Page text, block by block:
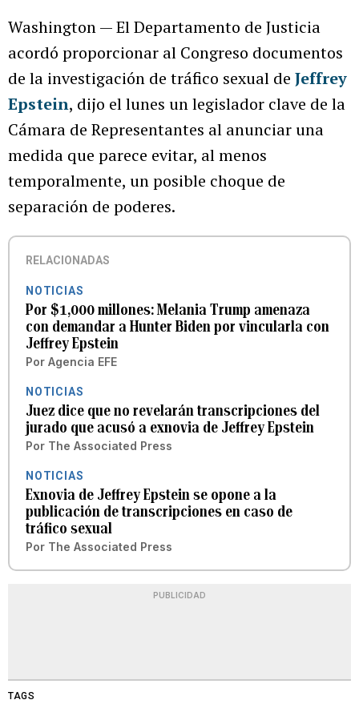
Washington — El Departamento de Justicia
acordó proporcionar al Congreso documentos
de la investigación de tráfico sexual de Jeffrey
Epstein, dijo el lunes un legislador clave de la
Cámara de Representantes al anunciar una
medida que parece evitar, al menos
temporalmente, un posible choque de
separación de poderes.
RELACIONADAS
NOTICIAS
Por $1,000 millones: Melania Trump amenaza
con demandar a Hunter Biden por vincularla con
Jeffrey Epstein
Por Agencia EFE
NOTICIAS
Juez dice que no revelarán transcripciones del
jurado que acusó a exnovia de Jeffrey Epstein
Por The Associated Press
NOTICIAS
Exnovia de Jeffrey Epstein se opone a la
publicación de transcripciones en caso de
tráfico sexual
Por The Associated Press
PUBLICIDAD
TAGS